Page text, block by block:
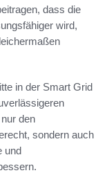
dass die
wird,
in der Smart Grid
den
sondern auch
und